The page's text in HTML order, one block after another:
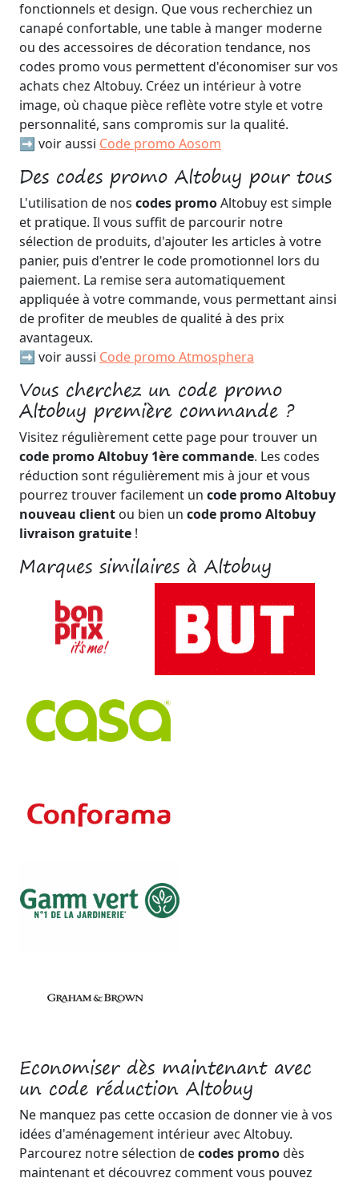
fonctionnels et design. Que vous recherchiez un
canapé confortable, une table à manger moderne
ou des accessoires de décoration tendance, nos
codes promo vous permettent d'économiser sur vos
achats chez Altobuy. Créez un intérieur à votre
image, où chaque pièce reflète votre style et votre
personnalité, sans compromis sur la qualité.
➡️ voir aussi Code promo Aosom
Des codes promo Altobuy pour tous
L'utilisation de nos codes promoAltobuy est simple
et pratique. Il vous suffit de parcourir notre
sélection de produits, d'ajouter les articles à votre
panier, puis d'entrer le code promotionnel lors du
paiement. La remise sera automatiquement
appliquée à votre commande, vous permettant ainsi
de profiter de meubles de qualité à des prix
avantageux.
➡️ voir aussi Code promo Atmosphera
Vous cherchez un code promo
Altobuy première commande ?
Visitez régulièrement cette page pour trouver un
code promo Altobuy 1ère commande. Les codes
réduction sont régulièrement mis à jour et vous
pourrez trouver facilement un code promo Altobuy
nouveau client ou bien un code promo Altobuy
livraison gratuite !
Marques similaires à Altobuy
Economiser dès maintenant avec
un code réduction Altobuy
Ne manquez pas cette occasion de donner vie à vos
idées d'aménagement intérieur avec Altobuy.
Parcourez notre sélection decodes promodès
maintenant et découvrez comment vous pouvez